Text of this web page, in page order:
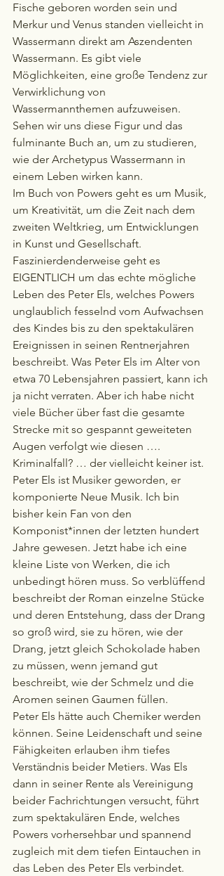
Fische geboren worden sein und
Merkur und Venus standen vielleicht in
Wassermann direkt am Aszendenten
Wassermann. Es gibt viele
Möglichkeiten, eine große Tendenz zur
Verwirklichung von
Wassermannthemen aufzuweisen.
Sehen wir uns diese Figur und das
fulminante Buch an, um zu studieren,
wie der Archetypus Wassermann in
einem Leben wirken kann.
Im Buch von Powers geht es um Musik,
um Kreativität, um die Zeit nach dem
zweiten Weltkrieg, um Entwicklungen
in Kunst und Gesellschaft.
Faszinierdenderweise geht es
EIGENTLICH um das echte mögliche
Leben des Peter Els, welches Powers
unglaublich fesselnd vom Aufwachsen
des Kindes bis zu den spektakulären
Ereignissen in seinen Rentnerjahren
beschreibt. Was Peter Els im Alter von
etwa 70 Lebensjahren passiert, kann ich
ja nicht verraten. Aber ich habe nicht
viele Bücher über fast die gesamte
Strecke mit so gespannt geweiteten
Augen verfolgt wie diesen ….
Kriminalfall? … der vielleicht keiner ist.
Peter Els ist Musiker geworden, er
komponierte Neue Musik. Ich bin
bisher kein Fan von den
Komponist*innen der letzten hundert
Jahre gewesen. Jetzt habe ich eine
kleine Liste von Werken, die ich
unbedingt hören muss. So verblüffend
beschreibt der Roman einzelne Stücke
und deren Entstehung, dass der Drang
so groß wird, sie zu hören, wie der
Drang, jetzt gleich Schokolade haben
zu müssen, wenn jemand gut
beschreibt, wie der Schmelz und die
Aromen seinen Gaumen füllen.
Peter Els hätte auch Chemiker werden
können. Seine Leidenschaft und seine
Fähigkeiten erlauben ihm tiefes
Verständnis beider Metiers. Was Els
dann in seiner Rente als Vereinigung
beider Fachrichtungen versucht, führt
zum spektakulären Ende, welches
Powers vorhersehbar und spannend
zugleich mit dem tiefen Eintauchen in
das Leben des Peter Els verbindet.